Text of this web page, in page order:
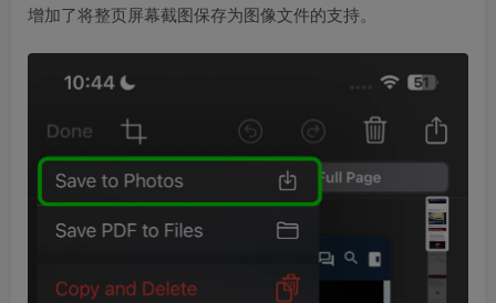
增加了将整页屏幕截图保存为图像文件的支持。